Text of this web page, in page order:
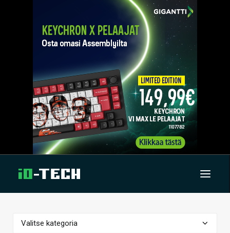
UUTISET